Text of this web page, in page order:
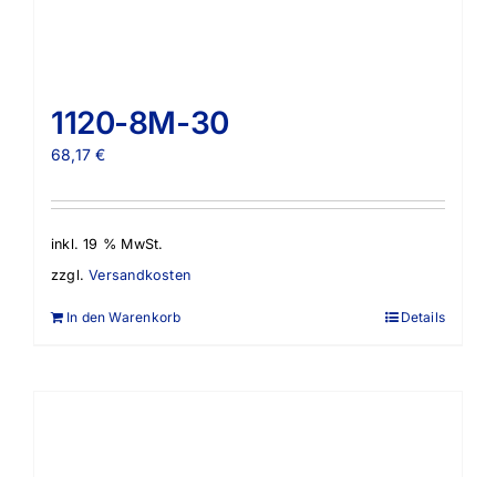
1120-8M-30
68,17€
inkl. 19 % MwSt.
zzgl.Versandkosten
In den Warenkorb Details